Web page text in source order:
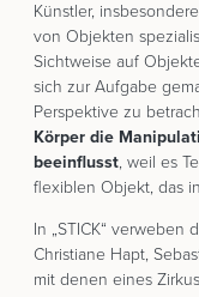
Künstler,
von Objekten
Sichtweise auf
sich zur Aufgabe
Perspektive zu
Körper die
beeinflusst, weil es
flexiblen Objekt, das
In „STICK“ verweben
Christiane Hapt,
mit denen eines